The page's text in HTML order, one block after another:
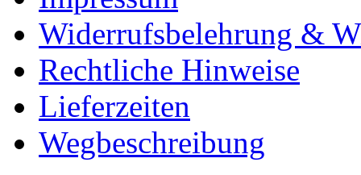
Widerrufsbelehrung &
Rechtliche Hinweise
Lieferzeiten
Wegbeschreibung